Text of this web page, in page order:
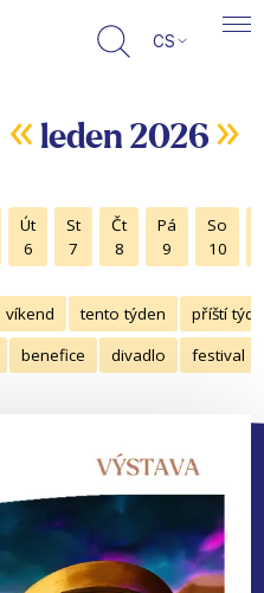
CS
« leden 2026 »
Út
6
St
7
Čt
8
Pá
9
So
10
víkend tento týden
příští
benefice divadlo festival